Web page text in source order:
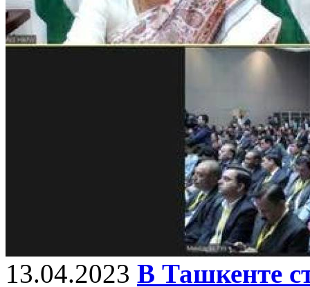
13.04.2023 В Ташкенте